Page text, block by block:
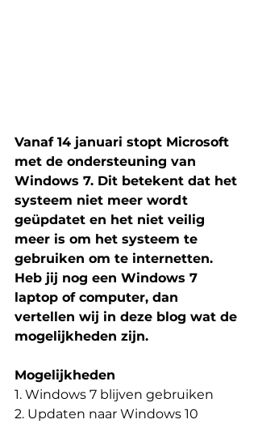
Vanaf 14 januari stopt Microsoft
met de ondersteuning van
Windows 7. Dit betekent dat het
systeem niet meer wordt
geüpdatet en het niet veilig
meer is om het systeem te
gebruiken om te internetten.
Heb jij nog een Windows 7
laptop of computer, dan
vertellen wij in deze blog wat de
mogelijkheden zijn.
Mogelijkheden
1. Windows 7 blijven gebruiken
2. Updaten naar Windows 10